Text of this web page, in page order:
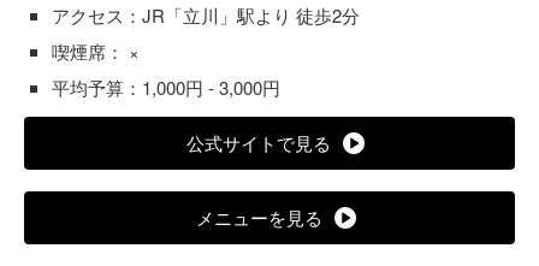
アクセス：JR「立川」駅より 徒歩2分
喫煙席： ×
平均予算：1,000円 - 3,000円
公式サイトで見る
メニューを見る